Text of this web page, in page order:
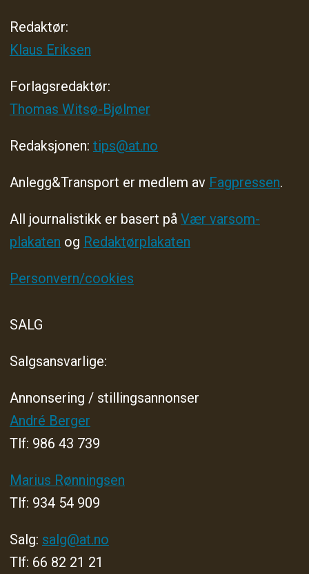
Redaktør:
Klaus Eriksen
Forlagsredaktør:
Thomas Witsø-Bjølmer
Redaksjonen: tips@at.no
Anlegg&Transport er medlem av Fagpressen.
All journalistikk er basert på Vær varsom-
plakaten og Redaktørplakaten
Personvern/cookies
SALG
Salgsansvarlige:
Annonsering / stillingsannonser
André Berger
Tlf: 986 43 739
Marius Rønningsen
Tlf: 934 54 909
Salg: salg@at.no
Tlf: 66 82 21 21